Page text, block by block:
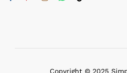
Copyright © 2025